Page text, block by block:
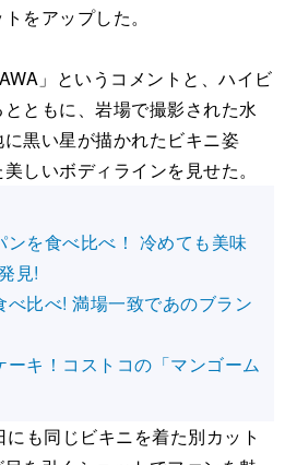
をアップした。
」というコメントと、ハイビ
ともに、岩場で撮影された水
黒い星が描かれたビキニ姿
しいボディラインを見せた。
を食べ比べ！ 冷めても美味
見!
比べ! 満場一致であのブラン
キ！コストコの「マンゴーム
も同じビキニを着た別カット